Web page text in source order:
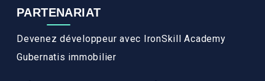
PARTENARIAT
Devenez développeur avec IronSkill Academy
Gubernatis immobilier